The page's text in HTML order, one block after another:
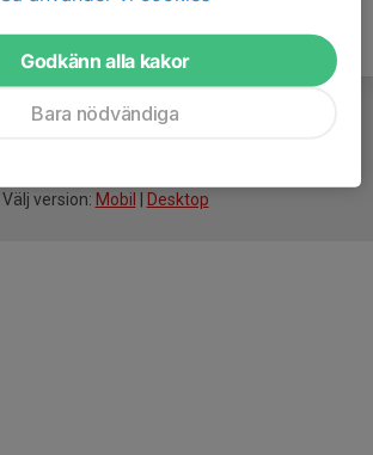
Välj version: Mobil Desktop
Godkänn alla kakor
Bara nödvändiga